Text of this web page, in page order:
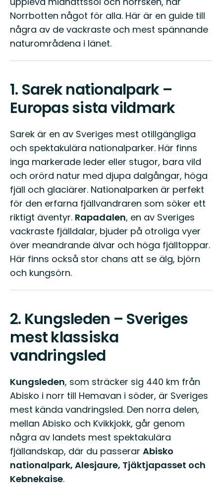
Norrbotten något för alla. Här är en guide till
några av de vackraste och mest spännande
naturområdena i länet.
1. Sarek nationalpark –
Europas sista vildmark
Sarek är en av Sveriges mest otillgängliga
och spektakulära nationalparker. Här finns
inga markerade leder eller stugor, bara vild
och orörd natur med djupa dalgångar, höga
fjäll och glaciärer. Nationalparken är perfekt
för den erfarna fjällvandraren som söker ett
riktigt äventyr. Rapadalen, en av Sveriges
vackraste fjälldalar, bjuder på otroliga vyer
över meandrande älvar och höga fjälltoppar.
Här finns också stor chans att se älg, björn
och kungsörn.
2. Kungsleden – Sveriges
mest klassiska
vandringsled
Kungsleden, som sträcker sig 440 km från
Abisko i norr till Hemavan i söder, är Sveriges
mest kända vandringsled. Den norra delen,
mellan Abisko och Kvikkjokk, går genom
några av landets mest spektakulära
fjällandskap, där du passerar Abisko
nationalpark, Alesjaure, Tjäktjapasset och
Kebnekaise.